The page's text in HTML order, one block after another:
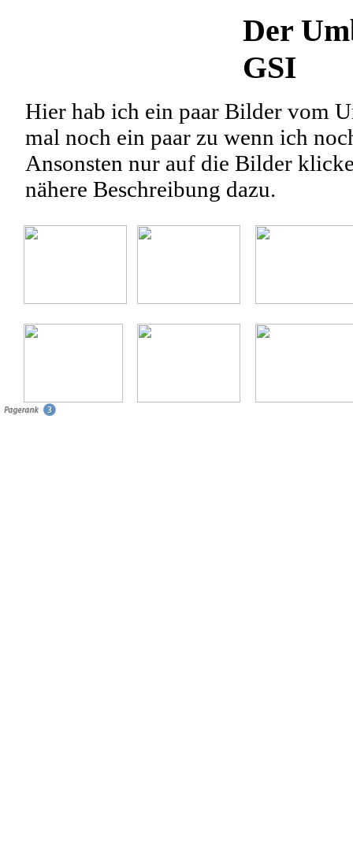
Der
GSI
Hier hab ich ein paar Bilder vom
mal noch ein paar zu wenn ich
Ansonsten nur auf die Bilder
nähere Beschreibung dazu.